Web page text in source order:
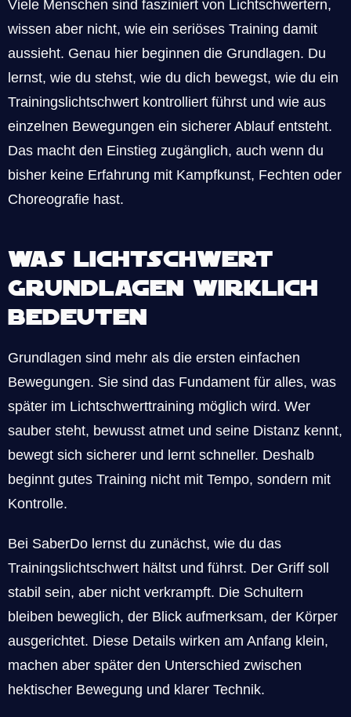
Viele Menschen sind fasziniert von Lichtschwertern,
wissen aber nicht, wie ein seriöses Training damit
aussieht. Genau hier beginnen die Grundlagen. Du
lernst, wie du stehst, wie du dich bewegst, wie du ein
Trainingslichtschwert kontrolliert führst und wie aus
einzelnen Bewegungen ein sicherer Ablauf entsteht.
Das macht den Einstieg zugänglich, auch wenn du
bisher keine Erfahrung mit Kampfkunst, Fechten oder
Choreografie hast.
Was Lichtschwert
Grundlagen wirklich
bedeuten
Grundlagen sind mehr als die ersten einfachen
Bewegungen. Sie sind das Fundament für alles, was
später im Lichtschwerttraining möglich wird. Wer
sauber steht, bewusst atmet und seine Distanz kennt,
bewegt sich sicherer und lernt schneller. Deshalb
beginnt gutes Training nicht mit Tempo, sondern mit
Kontrolle.
Bei SaberDo lernst du zunächst, wie du das
Trainingslichtschwert hältst und führst. Der Griff soll
stabil sein, aber nicht verkrampft. Die Schultern
bleiben beweglich, der Blick aufmerksam, der Körper
ausgerichtet. Diese Details wirken am Anfang klein,
machen aber später den Unterschied zwischen
hektischer Bewegung und klarer Technik.